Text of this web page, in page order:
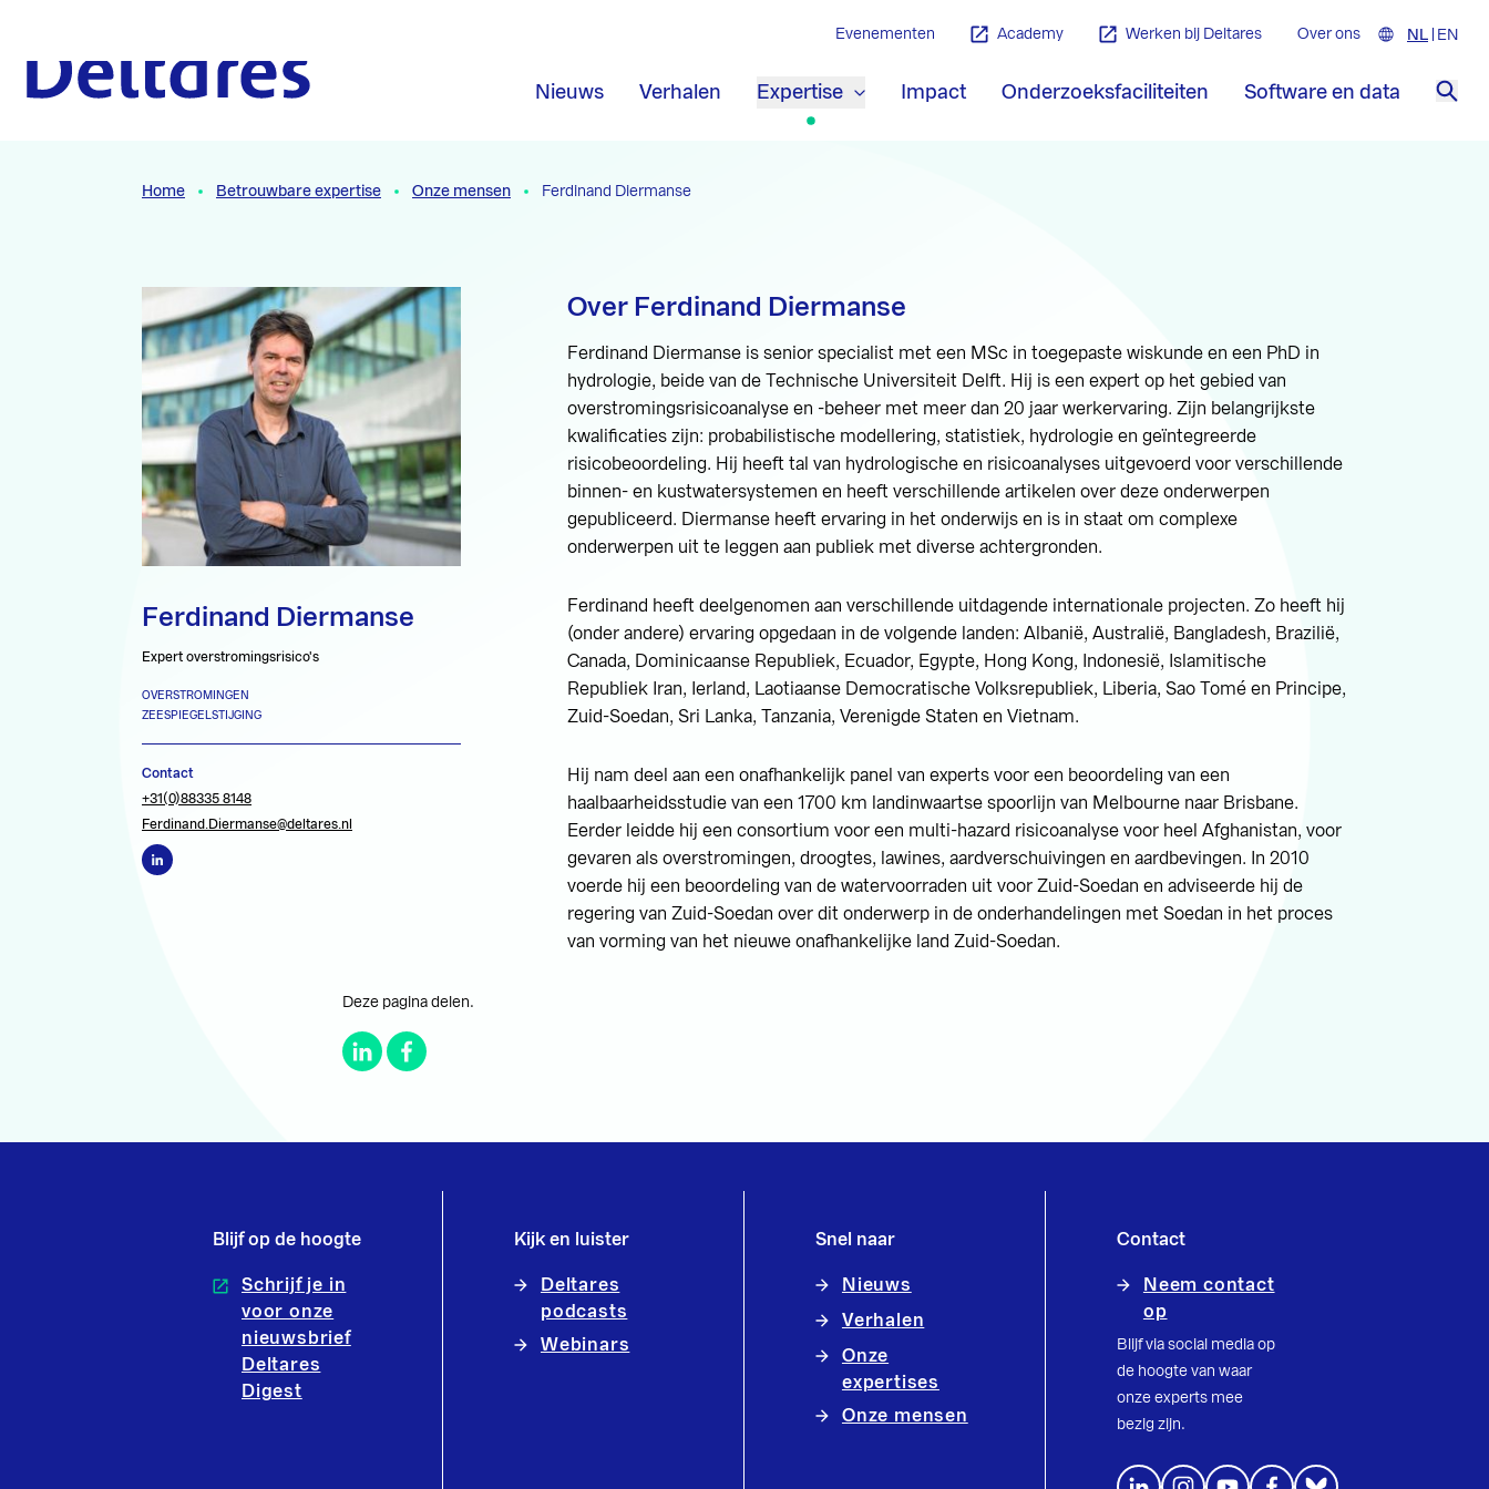
Nieuws Verhalen Expertise Impact Onderzoeksfaciliteiten
Software en data
Evenementen Academy Werken bij Deltares Over ons NL EN
Home Betrouwbare expertise Onze mensen Ferdinand Diermanse
Over Ferdinand Diermanse
Ferdinand Diermanse
Expert overstromingsrisico's
OVERSTROMINGEN
ZEESPIEGELSTIJGING
Contact
+31(0)88335 8148
Ferdinand.Diermanse@deltares.nl
Ferdinand Diermanse is senior specialist met een MSc in toegepaste wiskunde en een PhD in
hydrologie, beide van de Technische Universiteit Delft. Hij is een expert op het gebied van
overstromingsrisicoanalyse en -beheer met meer dan 20 jaar werkervaring. Zijn belangrijkste
kwalificaties zijn: probabilistische modellering, statistiek, hydrologie en geïntegreerde
risicobeoordeling. Hij heeft tal van hydrologische en risicoanalyses uitgevoerd voor verschillende
binnen- en kustwatersystemen en heeft verschillende artikelen over deze onderwerpen
gepubliceerd. Diermanse heeft ervaring in het onderwijs en is in staat om complexe
onderwerpen uit te leggen aan publiek met diverse achtergronden.
Ferdinand heeft deelgenomen aan verschillende uitdagende internationale projecten. Zo heeft hij
(onder andere) ervaring opgedaan in de volgende landen: Albanië, Australië, Bangladesh, Brazilië,
Canada, Dominicaanse Republiek, Ecuador, Egypte, Hong Kong, Indonesië, Islamitische
Republiek Iran, Ierland, Laotiaanse Democratische Volksrepubliek, Liberia, Sao Tomé en Principe,
Zuid-Soedan, Sri Lanka, Tanzania, Verenigde Staten en Vietnam.
Hij nam deel aan een onafhankelijk panel van experts voor een beoordeling van een
haalbaarheidsstudie van een 1700 km landinwaartse spoorlijn van Melbourne naar Brisbane.
Eerder leidde hij een consortium voor een multi-hazard risicoanalyse voor heel Afghanistan, voor
gevaren als overstromingen, droogtes, lawines, aardverschuivingen en aardbevingen. In 2010
voerde hij een beoordeling van de watervoorraden uit voor Zuid-Soedan en adviseerde hij de
regering van Zuid-Soedan over dit onderwerp in de onderhandelingen met Soedan in het proces
van vorming van het nieuwe onafhankelijke land Zuid-Soedan.
Deze pagina delen.
Blijf op de hoogte
Schrijf je in
voor onze
nieuwsbrief
Deltares
Digest
Kijk en luister
Deltares
podcasts
Webinars
Snel naar
Nieuws
Verhalen
Onze
expertises
Onze mensen
Contact
Neem contact
op
Blijf via social media op
de hoogte van waar
onze experts mee
bezig zijn.